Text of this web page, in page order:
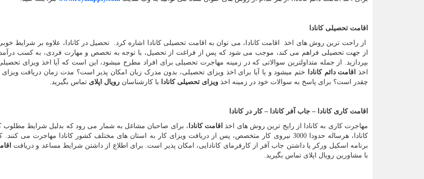
اقامت تحصیلی کانادا
از راحت ترین روش های اخذ اقامت کانادا، می توان به اقامت تحصیلی کانادا اشاره کرد. تحصیل در کانادا، علاوه بر شرایط
از جهت تحصیلی فراهم می کند، موجب می شود که پس از فراغت از تحصیل، با توجه به تخصص و مهارت فردی، به کسب درآمد
بپردازید. از جمله متداولترین سوالاتی که در زمینه مهاجرت تحصیلی برای افراد مطرح میشود، این است که آیا اخذ ویزای
اخذ اقامت دائم کانادا
ختم میشود و یا آیا برای اخذ ویزای تحصیلی، بدون مدرک زبان امکان پذیر است؟ مدت زمان دریافت ویزای
چقدر است؟ برای پاسخ به سوالات خود در زمینه اخذ ویزای تحصیلی کانادا با کارشناسان رویال اپلای تماس بگیرید.
اقامت کاری کانادا – جاب آفر کانادا – کار در کانادا
مهاجرت کاری به کانادا از رایج ترین روش های اخذ اقامت کانادا ، برای صاحبان مشاغل به شمار می رود که بدلیل شرایط مطلوب
کانادا، هرساله حدودا 3000 نیروی کار متخصص، پس از دریافت ویزای کار به استان های مختلف کشور کانادا مهاجرت می
برنامه اسکیل ورکر یا داشتن جاب آفر از کارفرمای کانادایی، امکان پذیر است. برای اطلاع از داشتن شرایط مساعد و دریافت
با مشاورین رویال اپلای تماس بگیرید.